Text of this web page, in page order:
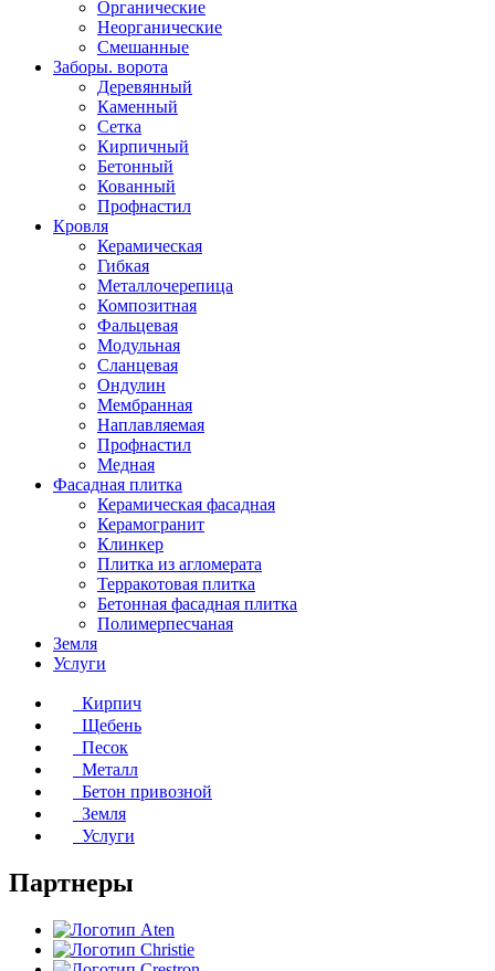
Органические
Неорганические
Смешанные
Заборы. ворота
Деревянный
Каменный
Сетка
Кирпичный
Бетонный
Кованный
Профнастил
Кровля
Керамическая
Гибкая
Металлочерепица
Композитная
Фальцевая
Модульная
Сланцевая
Ондулин
Мембранная
Наплавляемая
Профнастил
Медная
Фасадная плитка
Керамическая фасадная
Керамогранит
Клинкер
Плитка из агломерата
Терракотовая плитка
Бетонная фасадная плитка
Полимерпесчаная
Земля
Услуги
Кирпич
Щебень
Песок
Металл
Бетон привозной
Земля
Услуги
Партнеры